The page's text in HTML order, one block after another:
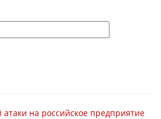
на российское предприятие